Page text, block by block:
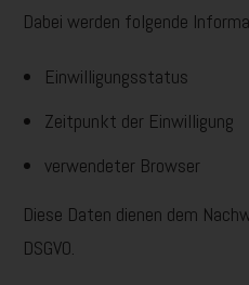
Dabei werden folgende
Einwilligungsstatus
Zeitpunkt der Einwilligung
verwendeter Browser
Diese Daten dienen dem
DSGVO.